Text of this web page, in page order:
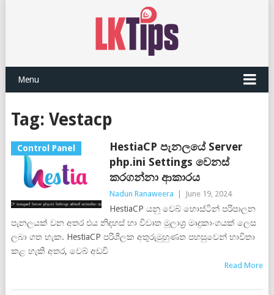
Menu
Tag: Vestacp
Control Panel
HestiaCP පැනලයේ Server
php.ini Settings වෙනස්
කරගන්නා ආකාරය
Nadun Ranaweera June 19, 2024
HestiaCP යනු වෙබ් හොස්ටින් පරිපාලන
පැනලයක් වන අතර එය නිදහස් හා විවෘත මූලාශ්‍ර මෘදුකාංගයක් ලෙස
ලබා ගත හැක. HestiaCP පරිශීලක අතුරුමුහුණත පහසුවෙන් භාවිතා
කළ හැකි අතර, වෙබ් අඩවි
Read More